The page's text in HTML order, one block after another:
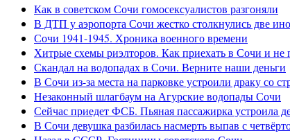
Как в советском Сочи гомосексуалистов разгоняли
В ДТП у аэропорта Сочи жестко столкнулись две
Сочи 1941-1945. Хроника военного времени
Хитрые схемы риэлторов. Как приехать в Сочи и не
Скандал на водопадах в Сочи. Верните наши деньги
В Сочи из-за места на парковке устроили драку со
Незаконный шлагбаум на Агурские водопады Сочи
Сейчас приедет ФСБ. Пьяная пассажирка устроила
В Сочи девушка разбилась насмерть выпав с